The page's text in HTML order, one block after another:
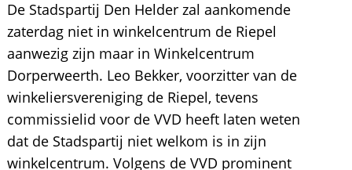
De Stadspartij Den Helder zal aankomende
zaterdag niet in winkelcentrum de Riepel
aanwezig zijn maar in Winkelcentrum
Dorperweerth. Leo Bekker, voorzitter van de
winkeliersvereniging de Riepel, tevens
commissielid voor de VVD heeft laten weten
dat de Stadspartij niet welkom is in zijn
winkelcentrum. Volgens de VVD prominent